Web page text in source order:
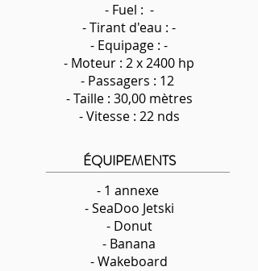
- Fuel : -
-Tirant d'eau : -
- Equipage : -
- Moteur : 2 x 2400 hp
- Passagers : 12
- Taille : 30,00 mètres
- Vitesse : 22 nds
ÉQUIPEMENTS
- 1 annexe
- SeaDoo Jetski
- Donut
- Banana
- Wakeboard